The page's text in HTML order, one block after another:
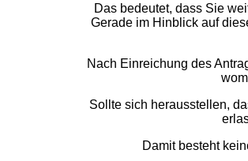
Das bedeutet, dass Sie
Gerade im Hinblick auf
Nach Einreichung des
Sollte sich herausstellen,
Damit besteht